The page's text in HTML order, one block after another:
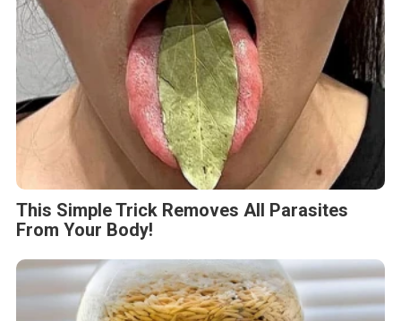
This Simple Trick Removes All Parasites
From Your Body!